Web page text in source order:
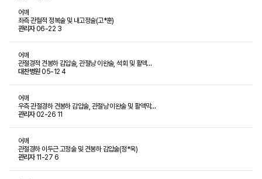
어깨
좌측 관혈적 정복술 및 내고정술(고*훈)
관리자 06-22 3
어깨
관절경적 견봉하 감압술, 관절낭 이완술, 석회 및 활액…
대찬병원 05-12 4
어깨
우측 관절경하 견봉하 감압술, 관절낭 이완술 및 활액막…
관리자 02-26 11
어깨
관절경하 이두근 고정술 및 견봉하 감압술(정*욱)
관리자 11-27 6